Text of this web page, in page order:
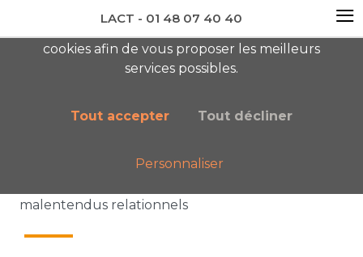
newsletter AC
Nos publications
malentendus relationnels
cookies afin de vous proposer les meilleurs
services possibles.
Tout accepter Tout décliner
Personnaliser
LACT - 01 48 07 40 40 ≡